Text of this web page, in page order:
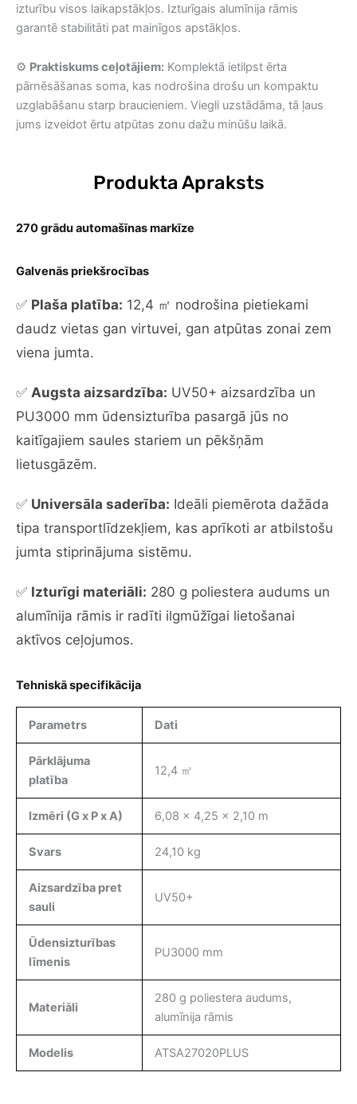
izturību visos laikapstākļos. Izturīgais alumīnija rāmis
garantē stabilitāti pat mainīgos apstākļos.
⚙️ Praktiskums ceļotājiem: Komplektā ietilpst ērta
pārnēsāšanas soma, kas nodrošina drošu un kompaktu
uzglabāšanu starp braucieniem. Viegli uzstādāma, tā ļaus
jums izveidot ērtu atpūtas zonu dažu minūšu laikā.
Produkta Apraksts
270 grādu automašīnas markīze
Galvenās priekšrocības
✅ Plaša platība: 12,4 ㎡ nodrošina pietiekami
daudz vietas gan virtuvei, gan atpūtas zonai zem
viena jumta.
✅ Augsta aizsardzība: UV50+ aizsardzība un
PU3000 mm ūdensizturība pasargā jūs no
kaitīgajiem saules stariem un pēkšņām
lietusgāzēm.
✅ Universāla saderība: Ideāli piemērota dažāda
tipa transportlīdzekļiem, kas aprīkoti ar atbilstošu
jumta stiprinājuma sistēmu.
✅ Izturīgi materiāli: 280 g poliestera audums un
alumīnija rāmis ir radīti ilgmūžīgai lietošanai
aktīvos ceļojumos.
Tehniskā specifikācija
Parametrs Dati
Pārklājuma
platība
12,4 ㎡
Izmēri (G x P x A) 6,08 x 4,25 x 2,10 m
Svars 24,10 kg
Aizsardzība pret
sauli
UV50+
Ūdensizturības
līmenis
PU3000 mm
Materiāli
280 g poliestera audums,
alumīnija rāmis
Modelis ATSA27020PLUS